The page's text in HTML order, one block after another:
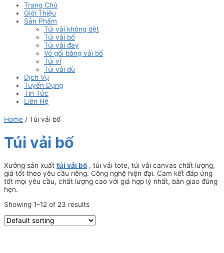
Trang Chủ
Giới Thiệu
Sản Phẩm
Túi vải không dệt
Túi vải bố
Túi vải đay
Vỏ gối bằng vải bố
Túi ví
Túi vải dù
Dịch Vụ
Tuyển Dụng
Tin Tức
Liên Hệ
Home / Túi vải bố
Túi vải bố
Xưởng sản xuất túi vải bố, túi vải tote, túi vải canvas chất lượng,
giá tốt theo yêu cầu riêng. Công nghệ hiện đại. Cam kết đáp ứng
tốt mọi yêu cầu, chất lượng cao với giá hợp lý nhất, bàn giao đúng
hẹn.
Showing 1–12 of 23 results